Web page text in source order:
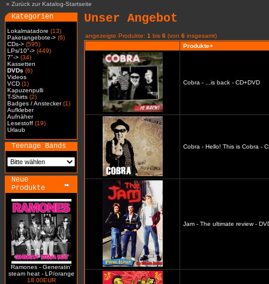
» Zurück zur Katalog-Startseite
Kategorien
Lokalmatadore (13)
Paketangebote-> (6)
CDs-> (595)
LPs/10"-> (449)
7"-> (34)
Kassetten
DVDs (6)
Videos
VCD (1)
Kapuzenpulli
T-Shirts (2)
Badges / Anstecker(1)
Aufkleber
Aufnäher
Lesestoff (19)
Urlaub
Teenage Bands
Neue
Produkte
Ramones - Generatin'
steam heat - LP/orange
18.00EUR
Unser Angebot
angezeigte Produkte: 1 bis 6 (von 6 insgesamt)
Produkte+
Cobra - ...is back - CD+DVD
Cobra - Hello! This is Cobra -
Jam - The ultimate review -